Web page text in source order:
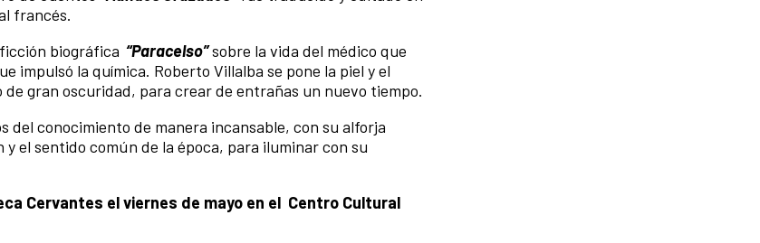
francés.
biográfica “Paracelso”sobre la vida del médico que
impulsó la química. Roberto Villalba se pone la piel y el
gran oscuridad, para crear de entrañas un nuevo tiempo.
del conocimiento de manera incansable, con su alforja
el sentido común de la época, para iluminar con su
Cervantes el viernes de mayo en el Centro Cultural